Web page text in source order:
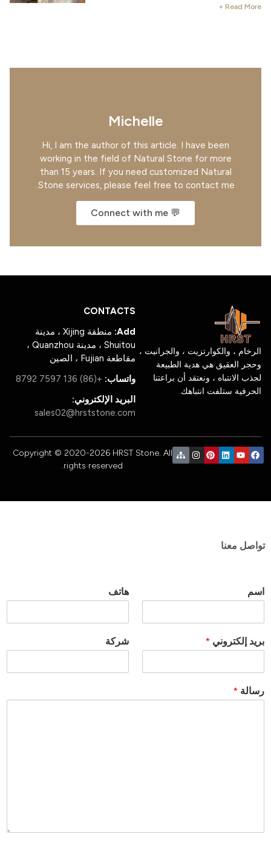
Read
Michelle
Hi, I am the author of this article. I have been
working in the field of Natural Stone for more
than 15 years. If you need customized Natural
Stone services, please feel free to contact me.
، والكوارتزيت ، والجرانيت ،
العقيق هي هدية الطبيعة
الانتباه ، ونعتقد أن براعتنا
ستلفت انتباهك.
CONTACTS
منطقة Xijing ، مدينة
Shuitou ، مدينة Quanzhou ،
مقاطعة Fujian ، الصين
واتساب: +(86) 136 7597 8792
البريد الإلكتروني:
sales02@hrststone.com
Copyright © 2020-2026 HRST Stone. All
rights reserved.
معنا
إلكتروني* شركة
*